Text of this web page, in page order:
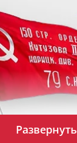
Развернуть